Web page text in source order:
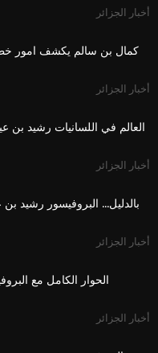
أخبار الجزائر
كمال بن سالم يكشف امور
أخبار الجزائر
العالم في اللسانيات رشيد
أخبار الجزائر
بالدليل... البروفيسور
أخبار الجزائر
الحوار الكامل مع
أخبار الجزائر